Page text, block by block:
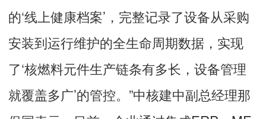
的‘线上健康档案’，完整记录了设备从采购
安装到运行维护的全生命周期数据，实现
了‘核燃料元件生产链条有多长，设备管理
就覆盖多广’的管控。”中核建中副总经理那